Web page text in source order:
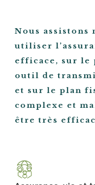
Nous assistons
utiliser
efficace, sur le
outil de
et sur le plan
complexe et
être très